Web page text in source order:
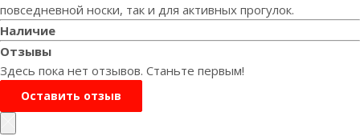
повседневной носки, так и для активных прогулок.
Наличие
Отзывы
Здесь пока нет отзывов. Станьте первым!
Оставить отзыв